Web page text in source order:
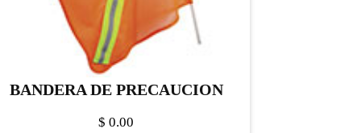
BANDERA DE PRECAUCION
$ 0.00